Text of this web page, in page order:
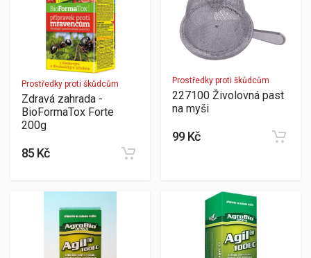
Prostředky proti škůdcům
Zdravá zahrada -
BioFormaTox Forte
200g
85 Kč
Prostředky proti škůdcům
227100 Živolovná past
na myši
99 Kč